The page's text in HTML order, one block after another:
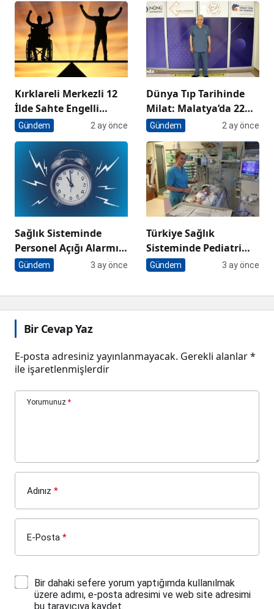
En İyi Ülkelerinden Biri
Konumundayız”
Sunulmaz”
Kırklareli Merkezli 12
İlde Sahte Engelli
Raporu Operasyonu:
da Olduğu 13
Tutuklama
Gündem 2 ay önce
Dünya Tıp Tarihinde
Milat: Malatya’da 22
Saatlik Operasyonla
Karaciğer Nakli
Rekoru
Gündem 2 ay önce
Sağlık Sisteminde
Personel Açığı Alarmı
Artan Hasta Yükü ve
Gündem 3 ay önce
Türkiye Sağlık
Sisteminde Pediatri
Alarmı: ‘Gelecekte
Bulamayacağız’
Gündem 3 ay önce
Bir Cevap Yaz
E-posta adresiniz yayınlanmayacak. Gerekli alanlar*
ile işaretlenmişlerdir
Yorumunuz *
Adınız *
E-Posta *
Bir dahaki sefere yorum yaptığımda kullanılmak
üzere adımı, e-posta adresimi ve web site adresimi
bu tarayıcıya kaydet.